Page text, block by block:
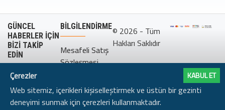
GÜNCEL
HABERLER İÇİN
BİZİ TAKİP
EDİN
BILGILENDIRME
Mesafeli Satış
Sözleşmesi
Politikası
© 2026 - Tüm
Hakları Saklıdır
KABUL ET
Çerezler
Web sitemiz, içerikleri kişiselleştirmek ve üstün bir gezinti
deneyimi sunmak için çerezleri kullanmaktadır.